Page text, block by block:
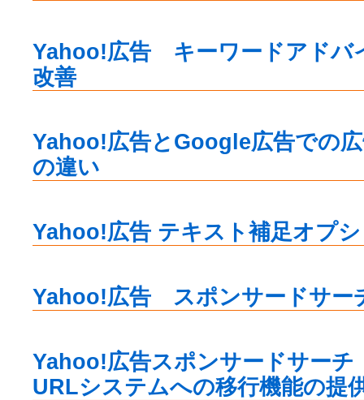
Yahoo!広告 キーワードアドバ
改善
Yahoo!広告とGoogle広告での
の違い
Yahoo!広告 テキスト補足オプ
Yahoo!広告 スポンサードサー
Yahoo!広告スポンサードサー
URLシステムへの移行機能の提